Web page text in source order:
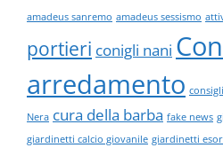
amadeus sanremo amadeus sessismo
portieri conigli nani
arredamento
Nera cura della barba fake news
giardinetti calcio giovanile giardinetti